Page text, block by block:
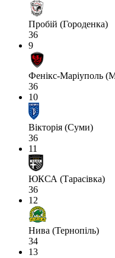
Пробій (Городенка)
36
9
Фенікс-Маріуполь
36
10
Вікторія (Суми)
36
11
ЮКСА (Тарасівка)
36
12
Нива (Тернопіль)
34
13